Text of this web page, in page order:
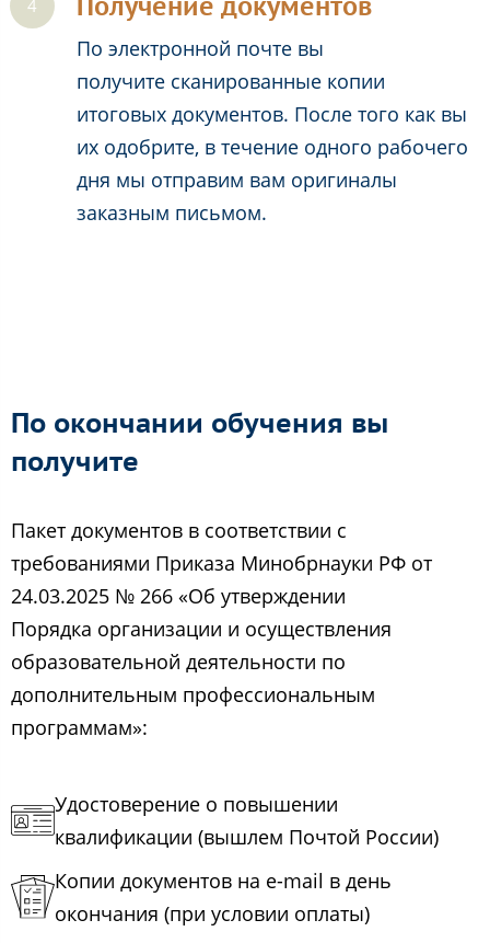
По электронной почте вы
получите сканированные копии
итоговых документов. После того как вы
их одобрите, в течение одного рабочего
дня мы отправим вам оригиналы
заказным письмом.
По окончании обучения вы
получите
Пакет документов в соответствии с
требованиями Приказа Минобрнауки РФ от
24.03.2025 № 266 «Об утверждении
Порядка организации и осуществления
образовательной деятельности по
дополнительным профессиональным
программам»:
Удостоверение о повышении
квалификации (вышлем Почтой России)
Копии документов на e-mail в день
окончания (при условии оплаты)